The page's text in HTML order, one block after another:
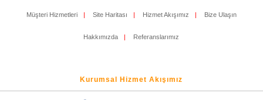
Müşteri Hizmetleri | Site Haritası | Hizmet Akışımız | Bize Ulaşın
Hakkımızda | Referanslarımız
Kurumsal Hizmet Akışımız